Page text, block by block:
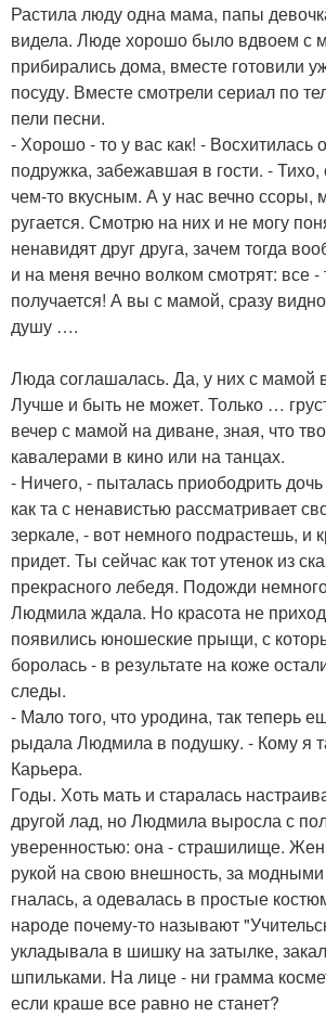
Растила люду одна мама, папы
видела. Люде хорошо было вдвоем с
прибирались дома, вместе готовили
посуду. Вместе смотрели сериал по
пели песни.
- Хорошо - то у вас как! -
подружка, забежавшая в гости. - Тихо,
чем-то вкусным. А у нас вечно ссоры,
ругается. Смотрю на них и не могу
ненавидят друг друга, зачем тогда
и на меня вечно волком смотрят: все -
получается! А вы с мамой, сразу
душу ….
Люда соглашалась. Да, у них с мамой
Лучше и быть не может. Только …
вечер с мамой на диване, зная, что
кавалерами в кино или на танцах.
- Ничего, - пыталась приободрить
как та с ненавистью рассматривает
зеркале, - вот немного подрастешь, и
придет. Ты сейчас как тот утенок из
прекрасного лебедя. Подожди
Людмила ждала. Но красота не
появились юношеские прыщи, с
боролась - в результате на коже
следы.
- Мало того, что уродина, так теперь
рыдала Людмила в подушку. - Кому я
Карьера.
Годы. Хоть мать и старалась
другой лад, но Людмила выросла с
уверенностью: она - страшилище.
рукой на свою внешность, за
гналась, а одевалась в простые
народе почему-то называют
укладывала в шишку на затылке,
шпильками. На лице - ни грамма
если краше все равно не станет?